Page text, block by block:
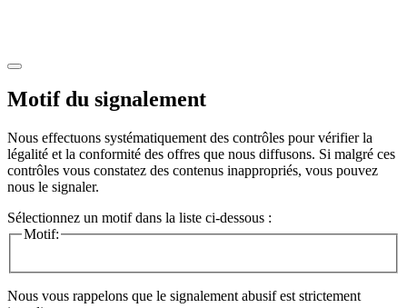
Motif du signalement
Nous effectuons systématiquement des contrôles pour vérifier la
légalité et la conformité des offres que nous diffusons. Si malgré ces
contrôles vous constatez des contenus inappropriés, vous pouvez
nous le signaler.
Sélectionnez un motif dans la liste ci-dessous :
Motif:
Nous vous rappelons que le signalement abusif est strictement